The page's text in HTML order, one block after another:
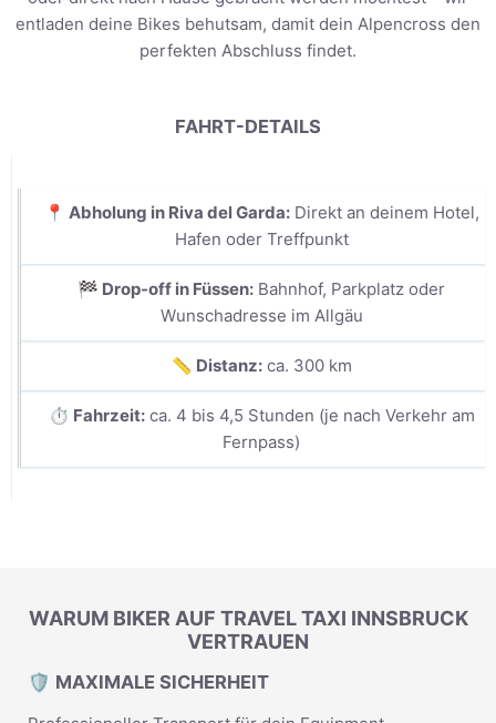
entladen deine Bikes behutsam, damit dein Alpencross den
perfekten Abschluss findet.
FAHRT-DETAILS
📍 Abholung in Riva del Garda:Direkt an deinem Hotel,
Hafen oder Treffpunkt
🏁 Drop-off in Füssen: Bahnhof, Parkplatz oder
Wunschadresse im Allgäu
📏 Distanz:ca. 300 km
⏱️ Fahrzeit:ca. 4 bis 4,5 Stunden (je nach Verkehr am
Fernpass)
WARUM BIKER AUF TRAVEL TAXI INNSBRUCK
VERTRAUEN
🛡️ MAXIMALE SICHERHEIT